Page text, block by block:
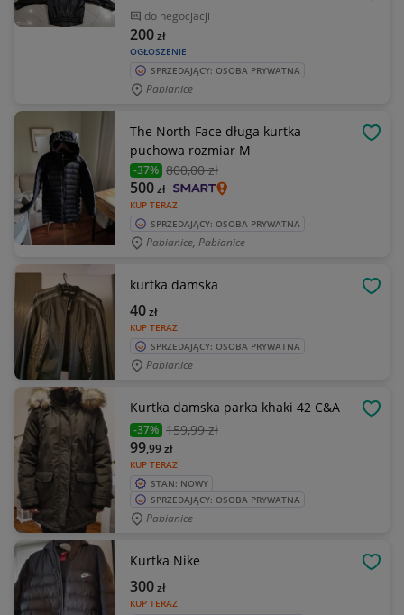
do negocjacji
OGŁOSZENIE
200zł
SPRZEDAJĄCY: OSOBA PRYWATNA
Pabianice
The North Face długa kurtka
puchowa rozmiar M
-37% 800,00 zł
KUP TERAZ
500zł
SPRZEDAJĄCY: OSOBA PRYWATNA
Pabianice, Pabianice
kurtka damska
KUP TERAZ
40zł
SPRZEDAJĄCY: OSOBA PRYWATNA
Pabianice
Kurtka damska parka khaki 42 C&A
-37% 159,99 zł
KUP TERAZ
99,99zł
STAN: NOWY
SPRZEDAJĄCY: OSOBA PRYWATNA
Pabianice
Kurtka Nike
KUP TERAZ
300zł